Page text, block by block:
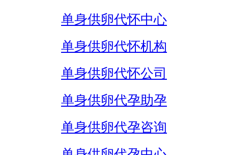
单身供卵代怀中心
单身供卵代怀机构
单身供卵代怀公司
单身供卵代孕助孕
单身供卵代孕咨询